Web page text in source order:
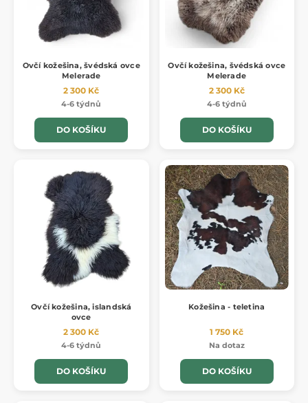
Ovčí kožešina, švédská ovce
Melerade
2 300 Kč
4-6 týdnů
DO KOŠÍKU
Ovčí kožešina, švédská ovce
Melerade
2 300 Kč
4-6 týdnů
DO KOŠÍKU
Ovčí kožešina, islandská
ovce
2 300 Kč
4-6 týdnů
DO KOŠÍKU
Kožešina - teletina
1 750 Kč
Na dotaz
DO KOŠÍKU